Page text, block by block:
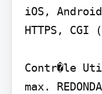
iOS, Android
HTTPS, CGI
Contr�le
max.